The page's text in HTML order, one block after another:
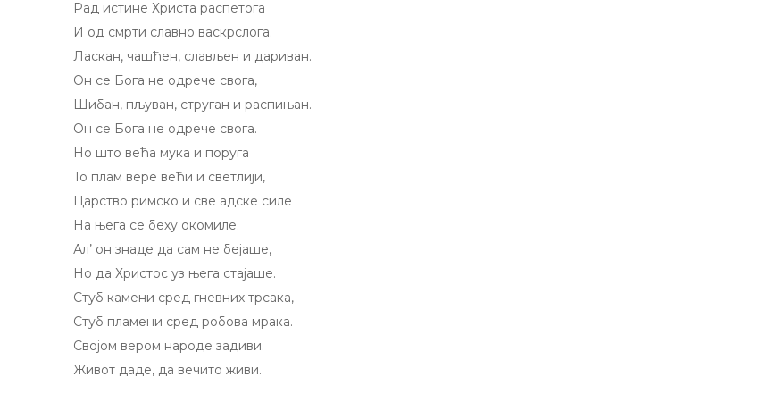
Рад истине Христа распетога
И од смрти славно васкрслога.
Ласкан, чашћен, слављен и дариван.
Он се Бога не одрече свога,
Шибан, пљуван, струган и распињан.
Он се Бога не одрече свога.
Но што већа мука и поруга
To плам вере већи и светлији,
Царство римско и све адске силе
На њега се беху окомиле.
Ал’ он знаде да сам не бејаше,
Но да Христос уз њега стајаше.
Стуб камени сред гневних трсака,
Стуб пламени сред робова мрака.
Својом вером народе задиви.
Живот даде, да вечито живи.